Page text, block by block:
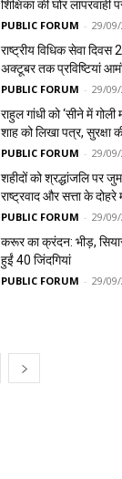
शिक्षिका की घोर लापरवाही
PUBLIC FORUM - 29/
राष्ट्रीय विधिक सेवा दिवस
अक्टूबर तक प्रविष्टियां
PUBLIC FORUM - 29/
राहुल गांधी को ‘सीने में
शाह को लिखा पत्र, सुरक्षा
PUBLIC FORUM - 29/
शहीदों को श्रद्धांजलि पर
राष्ट्रवाद और सत्ता के दोहरे
PUBLIC FORUM - 29/
करूर का क्रंदन: भीड़,
हुईं 40 जिंदगियां
PUBLIC FORUM - 29/